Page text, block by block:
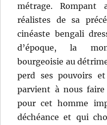
métrage. Rompant
réalistes de sa
cinéaste bengali
d’époque, la
bourgeoisie au
perd ses pouvoirs
parvient à nous faire
pour cet homme
déchéance et qui